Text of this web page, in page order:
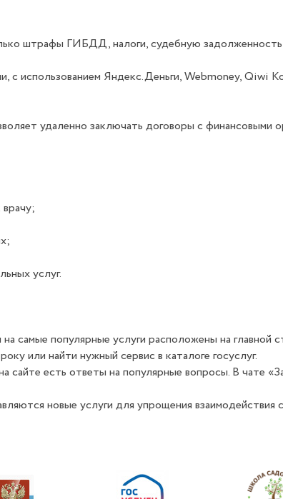
штрафы ГИБДД, налоги, судебную
с использованием Яндекс.Деньги, Webmoney,
удаленно заключать договоры с финансовыми
услуг.
самые популярные услуги расположены на главной
или найти нужный сервис в каталоге госуслуг.
сайте есть ответы на популярные вопросы. В чате
новые услуги для упрощения взаимодействия